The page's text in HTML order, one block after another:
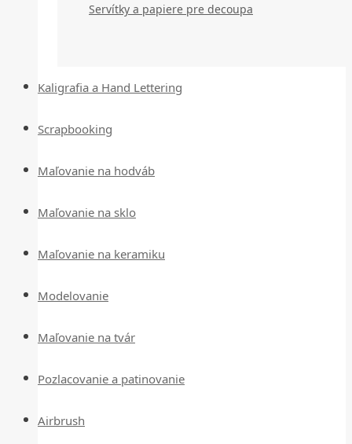
Servítky a papiere pre decoupa
Kaligrafia a Hand Lettering
Scrapbooking
Maľovanie na hodváb
Maľovanie na sklo
Maľovanie na keramiku
Modelovanie
Maľovanie na tvár
Pozlacovanie a patinovanie
Airbrush